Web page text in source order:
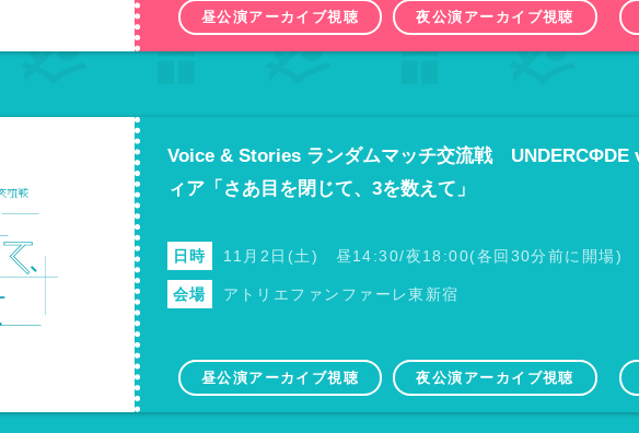
昼公演アーカイブ視聴 夜公演アーカイブ視聴
Voice & Stories ランダムマッチ交流戦 UNDERCΦDE
ィア「さあ目を閉じて、3を数えて」
日時 11月2日(土) 昼14:30/夜18:00(各回30分前に開場)
会場 アトリエファンファーレ東新宿
昼公演アーカイブ視聴 夜公演アーカイブ視聴